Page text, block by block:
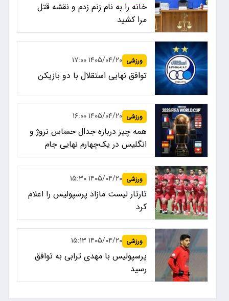
خانه را به نام زنم زدم و نقشه قتل
مرا کشید
ورزشی ۱۴۰۵/۰۴/۲۰ ۱۷:۰۰
توافق نهایی استقلال با دو بازیکن
ورزشی ۱۴۰۵/۰۴/۲۰ ۱۶:۰۰
همه چیز درباره جدال حساس نروژ و
انگلیس در یک‌چهارم نهایی جام
جهانی ۲۰۲۶
ورزشی ۱۴۰۵/۰۴/۲۰ ۱۵:۳۰
تارتار لیست مازاد پرسپولیس را اعلام
کرد
ورزشی ۱۴۰۵/۰۴/۲۰ ۱۵:۱۳
پرسپولیس با مهدی ترابی به توافق
رسید